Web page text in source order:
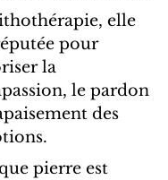
elle
pour
la
le pardon
des
pierre est